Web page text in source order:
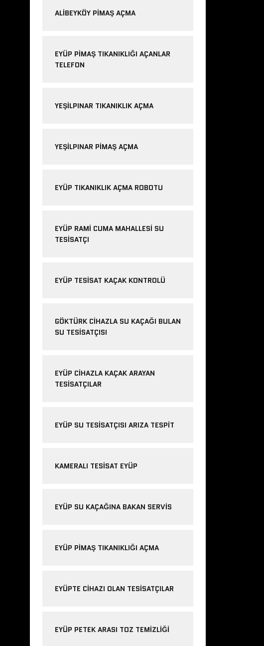
ALIBEYKÖY PIMAŞ AÇMA
EYÜP PIMAŞ TIKANIKLIĞI AÇANLAR
TELEFON
YEŞILPINAR TIKANIKLIK AÇMA
YEŞILPINAR PIMAŞ AÇMA
EYÜP TIKANIKLIK AÇMA ROBOTU
EYÜP RAMI CUMA MAHALLESI SU
TESISATÇI
EYÜP TESISAT KAÇAK KONTROLÜ
GÖKTÜRK CIHAZLA SU KAÇAĞI BULAN
SU TESISATÇISI
EYÜP CIHAZLA KAÇAK ARAYAN
TESISATÇILAR
EYÜP SU TESISATÇISI ARIZA TESPIT
KAMERALI TESISAT EYÜP
EYÜP SU KAÇAĞINA BAKAN SERVIS
EYÜP PIMAŞ TIKANIKLIĞI AÇMA
EYÜPTE CIHAZI OLAN TESISATÇILAR
EYÜP PETEK ARASI TOZ TEMIZLIĞI